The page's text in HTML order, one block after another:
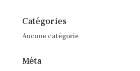
Catégories
Aucune catégorie
Méta